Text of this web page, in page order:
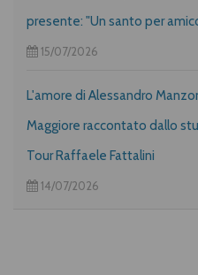
presente: "Un santo per
15/07/2026
L'amore di Alessandro
Maggiore raccontato dallo
Tour Raffaele Fattalini
14/07/2026